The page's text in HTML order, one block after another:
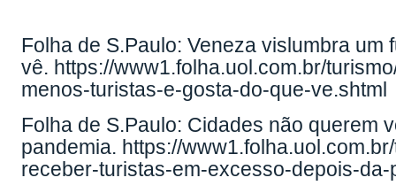
Folha de S.Paulo: Veneza vislumbra
vê. https://www1.folha.uol.com.br/
menos-turistas-e-gosta-do-que-ve.shtml
Folha de S.Paulo: Cidades não querem
pandemia. https://
receber-turistas-em-excesso-depois-da-